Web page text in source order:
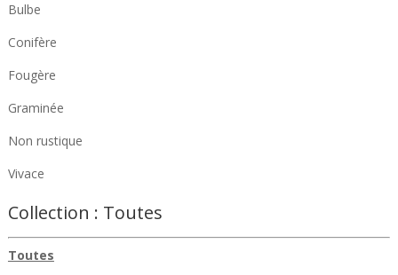
Bulbe
Conifère
Fougère
Graminée
Non rustique
Vivace
Collection : Toutes
Toutes